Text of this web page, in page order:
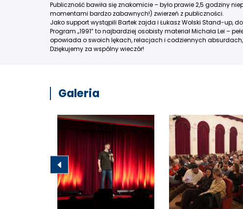
Publiczność bawiła się znakomicie – było prawie 2,5 godziny
momentami bardzo zabawnych!) zwierzeń z publiczności.
Jako support wystąpili Bartek zajda i Łukasz Wolski Stand-up,
Program „1991” to najbardziej osobisty materiał Michała Lei –
opowiada o swoich lękach, relacjach i codziennych
Dziękujemy za wspólny wieczór!
Galeria